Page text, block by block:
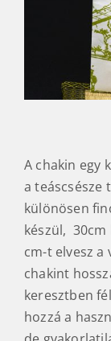
A chakin egy
a teáscsésze
különösen
készül, 30cm
cm-t elvesz a
chakint
keresztben
hozzá a